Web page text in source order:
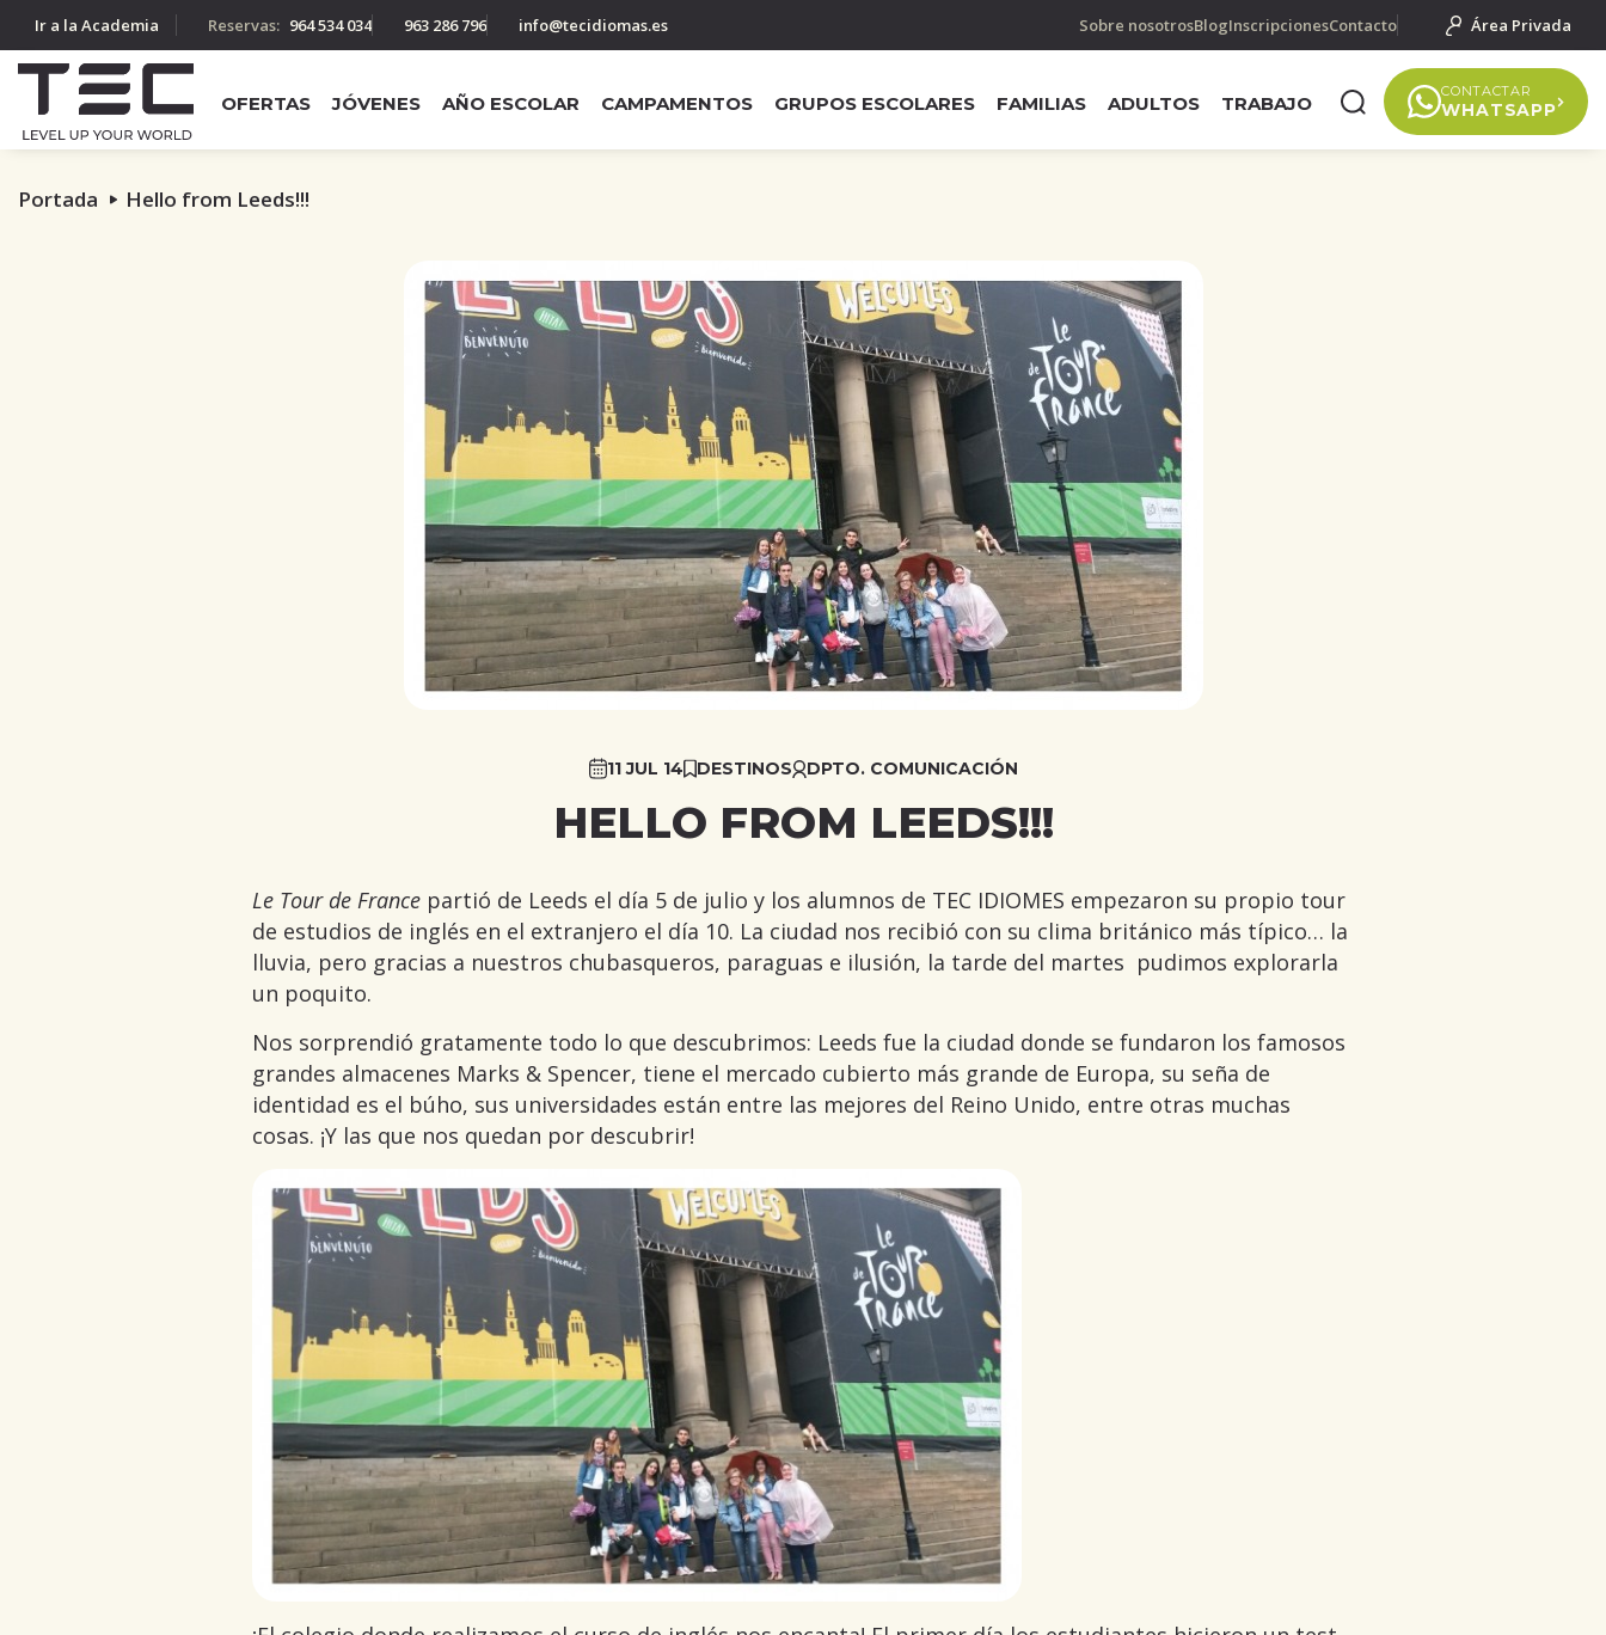
Ir a la Academia Reservas: 964 534 034 963 286 796 info@tecidiomas.es Sobre nosotrosBlogInscripcionesContacto Área Privada
OFERTAS JÓVENES AÑO ESCOLAR CAMPAMENTOS GRUPOS ESCOLARES FAMILIAS ADULTOS TRABAJO
CONTACTAR
WHATSAPP
Portada Hello from Leeds!!!
11 JUL 14 DESTINOS DPTO. COMUNICACIÓN
HELLO FROM LEEDS!!!
Le Tour de France partió de Leeds el día 5 de julio y los alumnos de TEC IDIOMES empezaron su propio tour
de estudios de inglés en el extranjero el día 10. La ciudad nos recibió con su clima británico más típico… la
lluvia, pero gracias a nuestros chubasqueros, paraguas e ilusión, la tarde del martes pudimos explorarla
un poquito.
Nos sorprendió gratamente todo lo que descubrimos: Leeds fue la ciudad donde se fundaron los famosos
grandes almacenes Marks & Spencer, tiene el mercado cubierto más grande de Europa, su seña de
identidad es el búho, sus universidades están entre las mejores del Reino Unido, entre otras muchas
cosas. ¡Y las que nos quedan por descubrir!